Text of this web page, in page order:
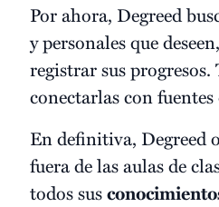
Por ahora, Degreed
y personales que
registrar sus progresos.
conectarlas con fuentes
En definitiva, Degreed
fuera de las aulas de
todos sus